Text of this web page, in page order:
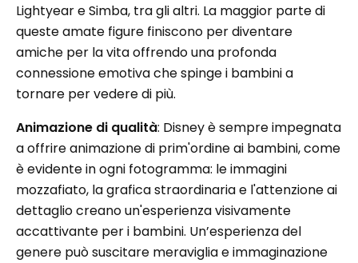
Lightyear e Simba, tra gli altri. La maggior parte di
queste amate figure finiscono per diventare
amiche per la vita offrendo una profonda
connessione emotiva che spinge i bambini a
tornare per vedere di più.
Animazione di qualità: Disney è sempre impegnata
a offrire animazione di prim'ordine ai bambini, come
è evidente in ogni fotogramma: le immagini
mozzafiato, la grafica straordinaria e l'attenzione ai
dettaglio creano un'esperienza visivamente
accattivante per i bambini. Un’esperienza del
genere può suscitare meraviglia e immaginazione